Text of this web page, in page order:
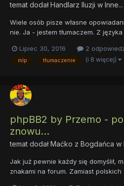
temat dodałHandlarz Iluzji w Inne...
Wiele osób pisze własne
nie. Ja - jestem tłumaczem. Z
Bride of Discord, obecnie jestem w
Discorda). Ponad to tłumaczę też
Lipiec 30, 2016 2
mlp tłumaczenie (i 8 więcej)
phpBB2 by Przemo -
znowu...
temat dodałMaćko z Bogdańca w
Jak już pewnie każdy się domyślił,
znakami na forum. Zamiast